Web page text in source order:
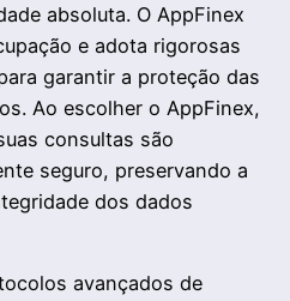
absoluta. O AppFinex
e adota rigorosas
garantir a proteção das
Ao escolher o AppFinex,
consultas são
seguro, preservando a
dos dados
avançados de